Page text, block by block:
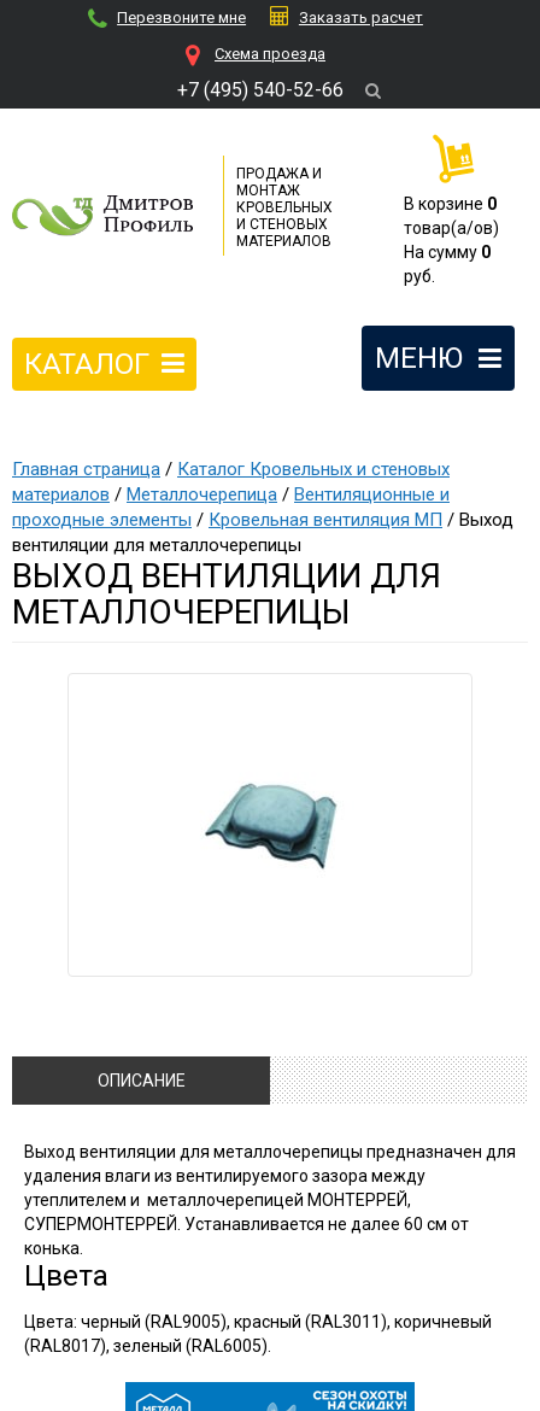
Перезвоните мне
Заказать расчет
Cхема проезда
+7 (495) 540-52-66
ПРОДАЖА И
МОНТАЖ
КРОВЕЛЬНЫХ
И СТЕНОВЫХ
МАТЕРИАЛОВ
В корзине 0
товар(a/ов)
На сумму 0
руб.
МЕНЮ
КАТАЛОГ
Главная страница / Каталог Кровельных и стеновых
материалов / Металлочерепица / Вентиляционные и
проходные элементы / Кровельная вентиляция МП / Выход
вентиляции для металлочерепицы
ВЫХОД ВЕНТИЛЯЦИИ ДЛЯ
МЕТАЛЛОЧЕРЕПИЦЫ
ОПИСАНИЕ
Выход вентиляции для металлочерепицы предназначен для
удаления влаги из вентилируемого зазора между
утеплителем и металлочерепицей МОНТЕРРЕЙ,
СУПЕРМОНТЕРРЕЙ. Устанавливается не далее 60 см от
конька.
Цвета
Цвета: черный (RAL9005), красный (RAL3011), коричневый
(RAL8017), зеленый (RAL6005).